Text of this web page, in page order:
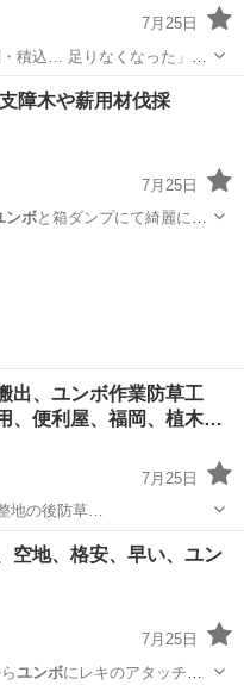
7月25日
積込… 足りなくなった」
障木や薪用材伐採
7月25日
ンボと箱ダンプにて綺麗に片
出、ユンボ作業防草工
、便利屋、福岡、植木
7月25日
地の後防草…
便利屋 ユンボ
空地、格安、早い、ユン
7月25日
ユンボにレキのアタッチメ